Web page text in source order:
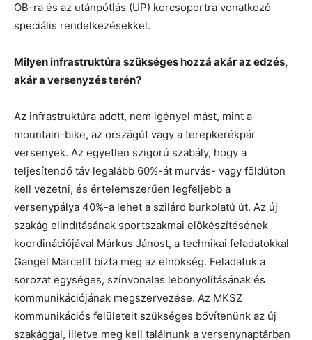
OB-ra és az utánpótlás (UP) korcsoportra vonatkozó
speciális rendelkezésekkel.
Milyen infrastruktúra szükséges hozzá akár az edzés,
akár a versenyzés terén?
Az infrastruktúra adott, nem igényel mást, mint a
mountain-bike, az országút vagy a terepkerékpár
versenyek. Az egyetlen szigorú szabály, hogy a
teljesítendő táv legalább 60%-át murvás- vagy földúton
kell vezetni, és értelemszerűen legfeljebb a
versenypálya 40%-a lehet a szilárd burkolatú út. Az új
szakág elindításának sportszakmai előkészítésének
koordinációjával Márkus Jánost, a technikai feladatokkal
Gangel Marcellt bízta meg az elnökség. Feladatuk a
sorozat egységes, színvonalas lebonyolításának és
kommunikációjának megszervezése. Az MKSZ
kommunikációs felületeit szükséges bővítenünk az új
szakággal, illetve meg kell találnunk a versenynaptárban